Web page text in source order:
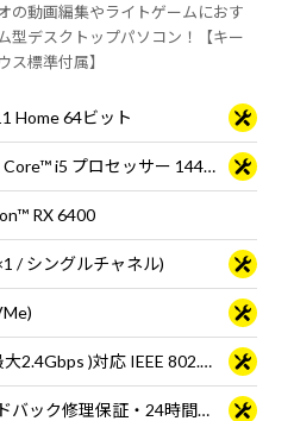
の動画編集やライトゲームにおす
型デスクトップパソコン！【キー
ス標準付属】
Home 64ビット
インテル® Core™ i5 プロセッサー 14400F
RX 6400
/ シングルチャネル)
Wi-Fi 6E( 最大2.4Gbps )対応 IEEE 802.11 ax/ac/a/b/g/n準拠 ＋ Bluetooth 5内蔵
3年間センドバック修理保証・24時間×365日電話サポート